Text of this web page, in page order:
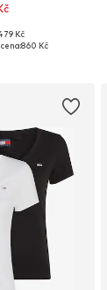
S, M-L, L-XL
Kč
860 Kč